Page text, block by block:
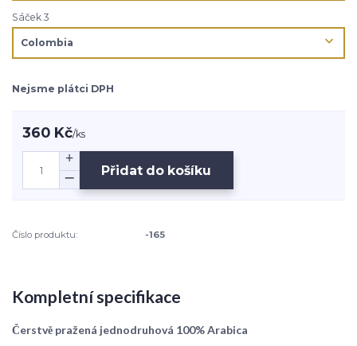
Sáček 3
Nejsme plátci DPH
360 Kč/ks
Přidat do košíku
Číslo produktu: -165
Kompletní specifikace
Čerstvě pražená jednodruhová 100% Arabica